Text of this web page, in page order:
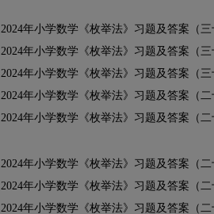
2024年小学数学《枚举法》习题及答案（
2024年小学数学《枚举法》习题及答案（
2024年小学数学《枚举法》习题及答案（三
2024年小学数学《枚举法》习题及答案（
2024年小学数学《枚举法》习题及答案（
2024年小学数学《枚举法》习题及答案（
2024年小学数学《枚举法》习题及答案（
2024年小学数学《枚举法》习题及答案（